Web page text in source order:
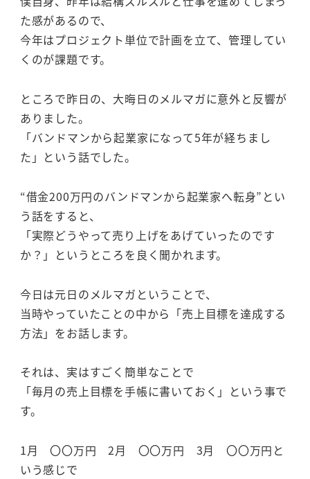
た感があるので、
今年はプロジェクト単位で計画を立て、管理してい
くのが課題です。
ところで昨日の、大晦日のメルマガに意外と反響が
ありました。
「バンドマンから起業家になって5年が経ちまし
た」という話でした。
“借金200万円のバンドマンから起業家へ転身”とい
う話をすると、
「実際どうやって売り上げをあげていったのです
か？」というところを良く聞かれます。
今日は元日のメルマガということで、
当時やっていたことの中から「売上目標を達成する
方法」をお話します。
それは、実はすごく簡単なことで
「毎月の売上目標を手帳に書いておく」という事で
す。
1月 〇〇万円 2月 〇〇万円 3月 〇〇万円と
いう感じで